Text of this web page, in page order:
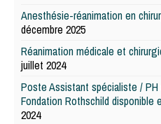
Anesthésie-réanimation en
décembre 2025
Réanimation médicale et
juillet 2024
Poste Assistant spécialiste /
Fondation Rothschild disponible
2024